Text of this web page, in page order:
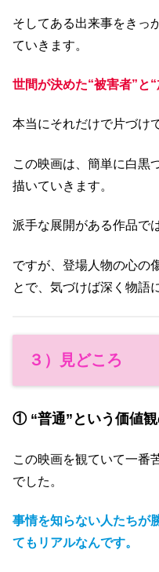
そしてある出来事をきっ
ていきます。
世間が決めた“被害者”と“
本当にそれだけで片づけ
この映画は、簡単に白黒
描いていきます。
派手な展開がある作品で
ですが、登場人物の心の
とで、気づけば深く物語
３）見どころ
① “普通”という価値観
この映画を観ていて一番
でした。
事情を知らない人たちが
てもリアルなんです。